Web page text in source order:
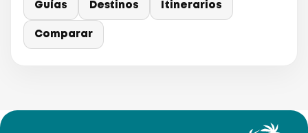
Guías Destinos Itinerarios
Comparar